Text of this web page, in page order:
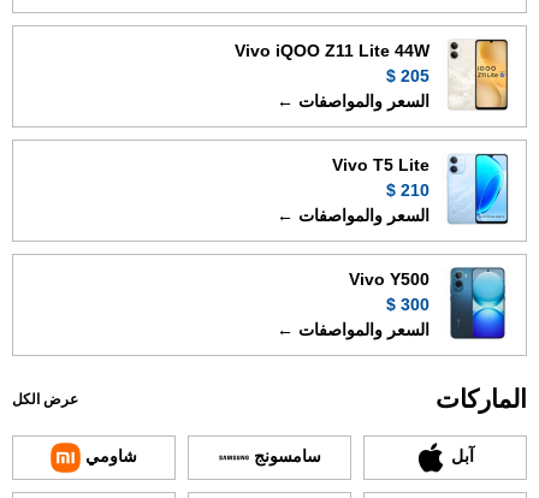
Vivo iQOO Z11 Lite 44W
205 $
السعر والمواصفات ←
Vivo T5 Lite
210 $
السعر والمواصفات ←
Vivo Y500
300 $
السعر والمواصفات ←
الماركات عرض الكل
آبل سامسونج شاومي